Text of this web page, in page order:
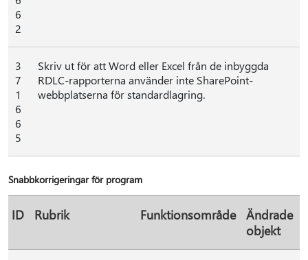
6
2
3
7
1
6
6
5
Skriv ut för att Word eller Excel från de inbyggda
RDLC-rapporterna använder inte SharePoint-
webbplatserna för standardlagring.
Snabbkorrigeringar för program
ID Rubrik Funktionsområde
Ändrade
objekt